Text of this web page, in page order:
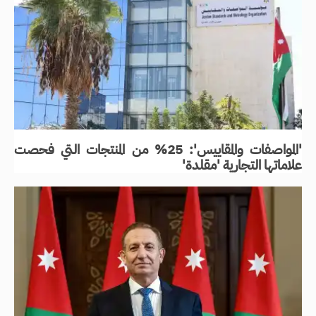
'المواصفات والمقاييس': 25% من المنتجات التي فحصت
علاماتها التجارية 'مقلدة'